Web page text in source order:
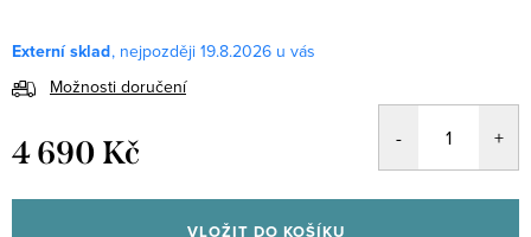
Externí sklad
19.8.2026
Možnosti doručení
4 690 Kč
cena:
VLOŽIT DO KOŠÍKU